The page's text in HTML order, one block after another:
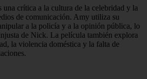
crítica a la cultura de la celebridad y la
de comunicación. Amy utiliza su
a la policía y a la opinión pública, lo
de Nick. La película también explora
la violencia doméstica y la falta de